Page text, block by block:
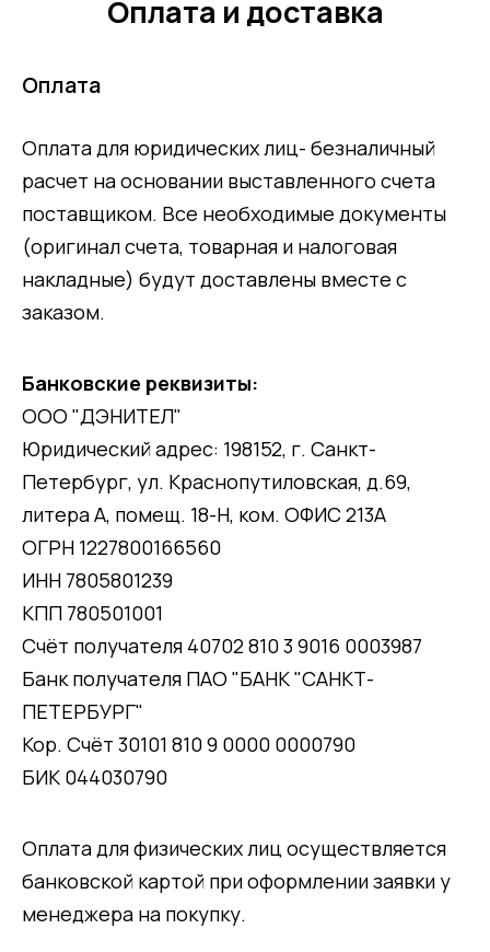
Оплата и доставка
Оплата
Оплата для юридических лиц- безналичный
расчет на основании выставленного счета
поставщиком. Все необходимые документы
(оригинал счета, товарная и налоговая
накладные) будут доставлены вместе с
заказом.
Банковские реквизиты:
ООО "ДЭНИТЕЛ"
Юридический адрес: 198152, г. Санкт-
Петербург, ул. Краснопутиловская, д.69,
литера А, помещ. 18-Н, ком. ОФИС 213А
ОГРН 1227800166560
ИНН 7805801239
КПП 780501001
Счёт получателя 40702 810 3 9016 0003987
Банк получателя ПАО "БАНК "САНКТ-
ПЕТЕРБУРГ"
Кор. Счёт 30101 810 9 0000 0000790
БИК 044030790
Оплата для физических лиц осуществляется
банковской картой при оформлении заявки у
менеджера на покупку.